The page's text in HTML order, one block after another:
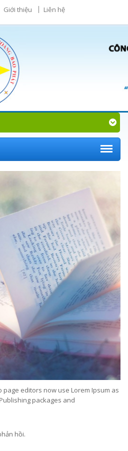
Giới thiệu Liên hệ
editors now use Lorem Ipsum as
packages and
hồi.